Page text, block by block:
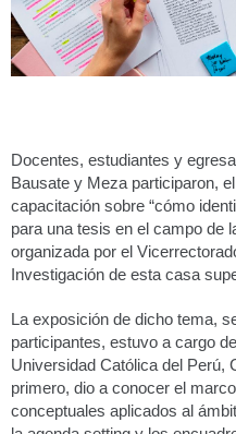
Docentes, estudiantes y
Bausate y Meza participaron,
capacitación sobre “cómo
para una tesis en el campo de
organizada por el
Investigación de esta casa
La exposición de dicho tema,
participantes, estuvo a cargo
Universidad Católica del Perú,
primero, dio a conocer el
conceptuales aplicados al